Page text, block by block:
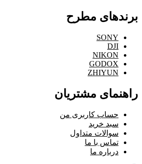
برندهای مطرح
SONY
DJI
NIKON
GODOX
ZHIYUN
راهنمای مشتریان
حساب کاربری من
سبد خرید
سوالات متداول
تماس با ما
درباره ما